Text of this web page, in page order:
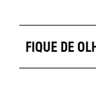
FIQUE DE